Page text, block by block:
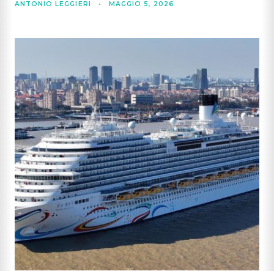
ANTONIO LEGGIERI • MAGGIO 5, 2026